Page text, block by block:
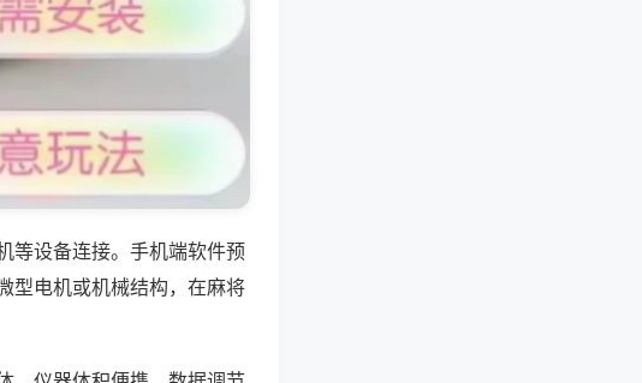
等设备连接。手机端软件预
型电机或机械结构，在麻将